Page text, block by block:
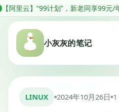
跳
转
“99计划”，新老同享99元/年，新用
小灰灰的笔记
LINUX 2024年10月26日